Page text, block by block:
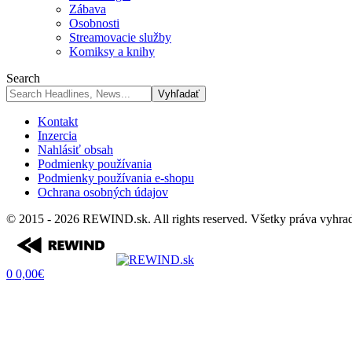
Zábava
Osobnosti
Streamovacie služby
Komiksy a knihy
Search
Kontakt
Inzercia
Nahlásiť obsah
Podmienky používania
Podmienky používania e-shopu
Ochrana osobných údajov
© 2015 - 2026 REWIND.sk. All rights reserved. Všetky práva
0 0,00€